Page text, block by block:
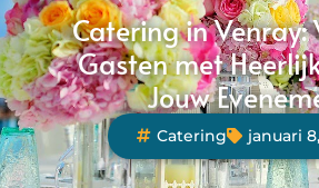
Catering in Venray:
Gasten met
Jouw
Catering januari